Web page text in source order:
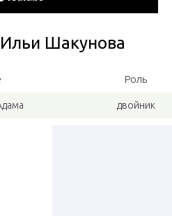
Шакунова
Роль
двойник